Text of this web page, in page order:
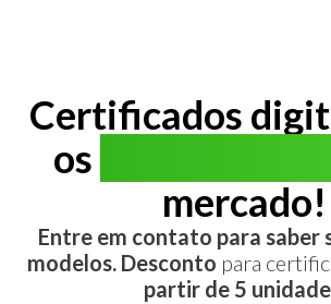
Certificados
os
mercado!
Entre em contato para saber
modelos. Desconto para
partir de 5